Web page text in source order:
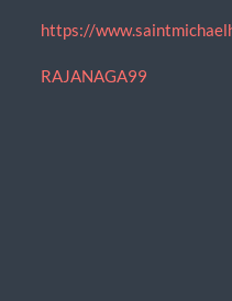
https://
RAJANAGA99